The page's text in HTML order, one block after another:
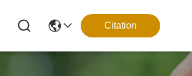
Citation